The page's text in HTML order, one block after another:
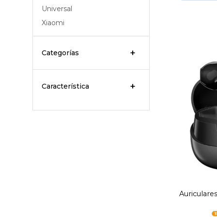
Universal
Xiaomi
Categorías
Característica